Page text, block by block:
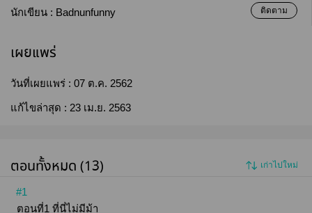
นักเขียน : Badnunfunny ติดตาม
เผยแพร่
วันที่เผยแพร่ : 07 ต.ค. 2562
แก้ไขล่าสุด : 23 เม.ย. 2563
ตอนทั้งหมด (13) เก่าไปใหม่
#1
ตอนที่1 ที่นี่ไม่มีม้า